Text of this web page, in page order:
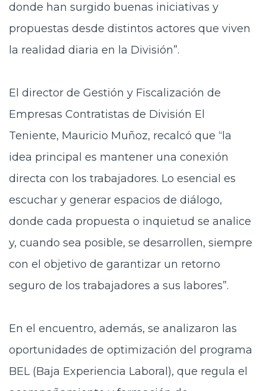
donde han surgido buenas iniciativas y
propuestas desde distintos actores que viven
la realidad diaria en la División”.
El director de Gestión y Fiscalización de
Empresas Contratistas de División El
Teniente, Mauricio Muñoz, recalcó que “la
idea principal es mantener una conexión
directa con los trabajadores. Lo esencial es
escuchar y generar espacios de diálogo,
donde cada propuesta o inquietud se analice
y, cuando sea posible, se desarrollen, siempre
con el objetivo de garantizar un retorno
seguro de los trabajadores a sus labores”.
En el encuentro, además, se analizaron las
oportunidades de optimización del programa
BEL (Baja Experiencia Laboral), que regula el